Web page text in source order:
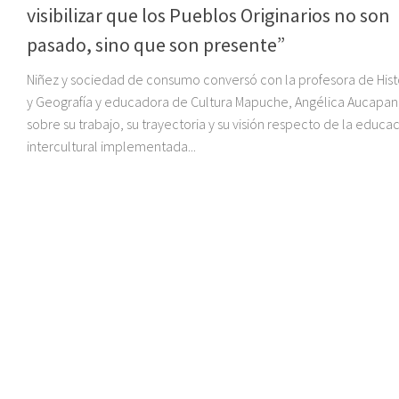
visibilizar que los Pueblos Originarios no son
pasado, sino que son presente”
Niñez y sociedad de consumo conversó con la profesora de
y Geografía y educadora de Cultura Mapuche, Angélica Aucapan,
sobre su trabajo, su trayectoria y su visión respecto de la
intercultural implementada...